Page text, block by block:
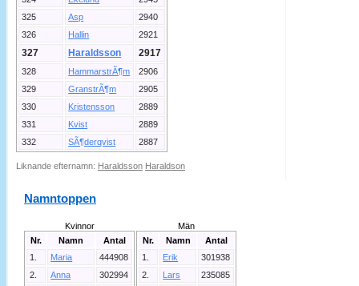
325
Asp
2940
326
Hallin 2921
327 Haraldsson 2917
328 HammarstrÃ¶m
2906
329
GranstrÃ¶m
2905
330
Kristensson
2889
331
Kvist
2889
332
SÃ¶derqvist 2887
Liknande efternamn: Haraldsson Haraldson
Namntoppen
Kvinnor
Nr.
Namn
Antal
1.
Maria
444908
2.
Anna
302994
Män
Nr.
Namn
Antal
1.
Erik
301938
2.
Lars
235085